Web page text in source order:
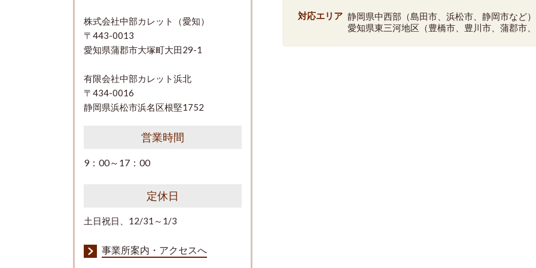
対応エリア 静岡県中西部（島田市、浜松市、静岡市など）
愛知県東三河地区（豊橋市、豊川市、蒲郡市
株式会社中部カレット（愛知）
〒443-0013
愛知県蒲郡市大塚町大田29-1
有限会社中部カレット浜北
〒434-0016
静岡県浜松市浜名区根堅1752
営業時間
9：00～17：00
定休日
土日祝日、12/31～1/3
事業所案内・アクセスへ